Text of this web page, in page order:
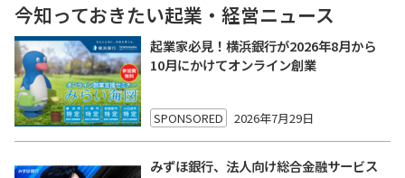
今知っておきたい起業・経営ニュース
起業家必見！横浜銀行が2026年8月から
10月にかけてオンライン創業
SPONSORED 2026年7月29日
みずほ銀行、法人向け総合金融サービス